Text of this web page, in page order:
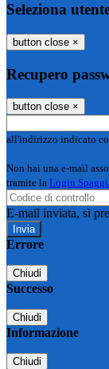
Seleziona
button close ×
Recupero
button close ×
all'indirizzo indicato
Non hai una e-mail
tramite la Login
E-mail inviata, si
Errore
Chiudi
Successo
Chiudi
Informazione
Chiudi